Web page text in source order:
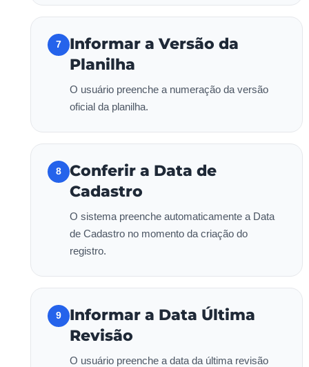
7
Informar a Versão da
Planilha
O usuário preenche a numeração da versão
oficial da planilha.
8
Conferir a Data de
Cadastro
O sistema preenche automaticamente a Data
de Cadastro no momento da criação do
registro.
9
Informar a Data Última
Revisão
O usuário preenche a data da última revisão